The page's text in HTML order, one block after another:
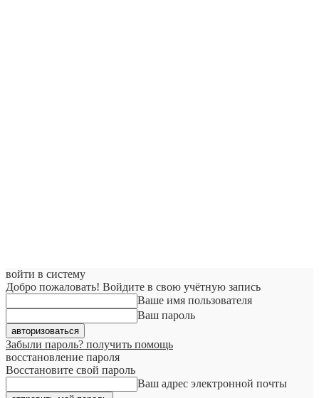
войти в систему
Добро пожаловать! Войдите в свою учётную запись
Ваше имя пользователя
Ваш пароль
Забыли пароль? получить помощь
восстановление пароля
Восстановите свой пароль
Ваш адрес электронной почты